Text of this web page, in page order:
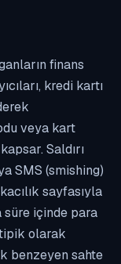
finans
kredi kartı
veya kart
Saldırı
SMS (smishing)
sayfasıyla
içinde para
olarak
benzeyen sahte